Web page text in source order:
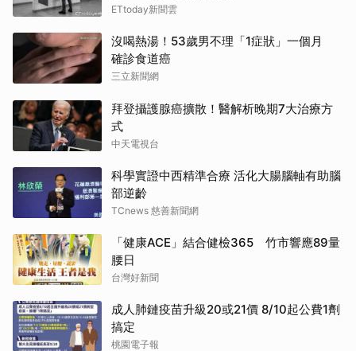
ETtoday新聞雲
沒喝熱湯！53歲男不理「1症狀」一個月
確診食道癌
三立新聞網
拜登攝護腺癌擴散！醫解析晚期7大治療方
式
中天電視台
科學實證中西精準合療 活化大腸腦軸有助腦
部逆齡
TCnews 慈善新聞網
「健康ACE」結合健檢365 竹市響應89量
腰日
台灣好新聞
成人肺鏈疫苗升級20或21價 8/10起公費1劑
搞定
桃園電子報